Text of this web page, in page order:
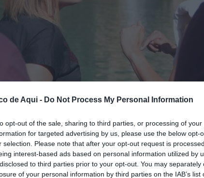
de Aqui - Do Not Process My Personal Information
opt-out of the sale, sharing to third parties, or processing of
for targeted advertising by us, please use the below opt-
selection. Please note that after your opt-out request is
interest-based ads based on personal information utilized by
to third parties prior to your opt-out. You may separately
of your personal information by third parties on the IAB’s list
la alcaldesa de Buñol, Virginia Sanz, el entorno del río Buñol tras la
fuente preferida de Google de forma gratuita.